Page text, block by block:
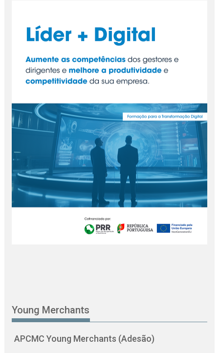
Young Merchants
APCMC Young Merchants (Adesão)